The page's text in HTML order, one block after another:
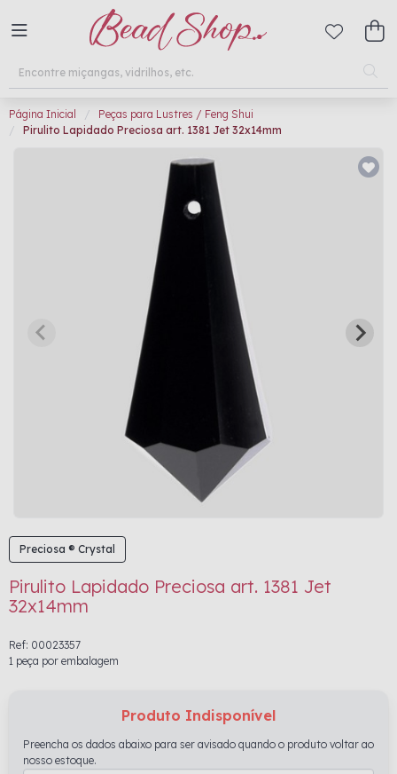
Página Inicial
Peças para Lustres / Feng Shui
Pirulito Lapidado Preciosa art. 1381 Jet 32x14mm
Preciosa ® Crystal
Pirulito Lapidado Preciosa art. 1381 Jet
32x14mm
Ref: 00023357
1 peça por embalagem
Produto Indisponível
Preencha os dados abaixo para ser avisado quando o produto voltar ao
nosso estoque.